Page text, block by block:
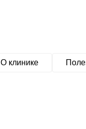
О клинике